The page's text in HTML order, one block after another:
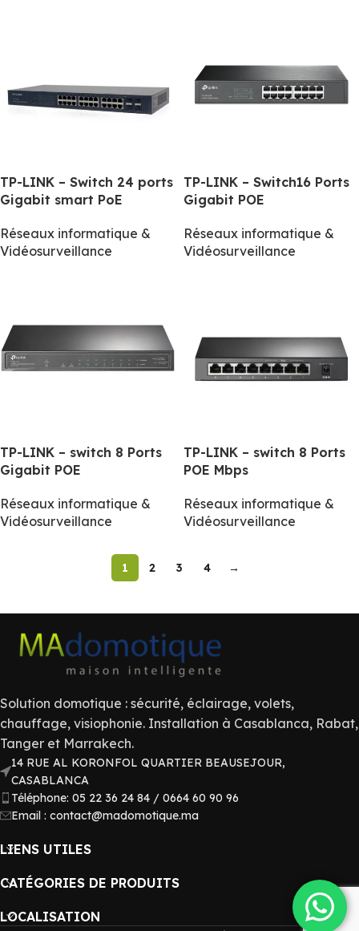
TP-LINK – Switch 24 ports
Gigabit smart PoE
Réseaux informatique &
Vidéosurveillance
TP-LINK – Switch16 Ports
Gigabit POE
Réseaux informatique &
Vidéosurveillance
TP-LINK – switch 8 Ports
Gigabit POE
Réseaux informatique &
Vidéosurveillance
TP-LINK – switch 8 Ports
POE Mbps
Réseaux informatique &
Vidéosurveillance
1 2 3 4 →
Solution domotique : sécurité, éclairage, volets,
chauffage, visiophonie. Installation à Casablanca, Rabat,
Tanger et Marrakech.
14 RUE AL KORONFOL QUARTIER BEAUSEJOUR,
CASABLANCA
Téléphone: 05 22 36 24 84 / 0664 60 90 96
Email : contact@madomotique.ma
LIENS UTILES
CATÉGORIES DE PRODUITS
LOCALISATION